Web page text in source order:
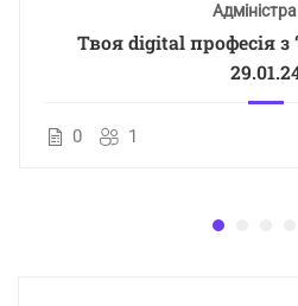
Твоя digital професія з
0 1